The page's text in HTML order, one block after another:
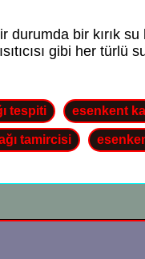
durumda bir kırık
gibi her türlü
tespiti esenkent
tamircisi